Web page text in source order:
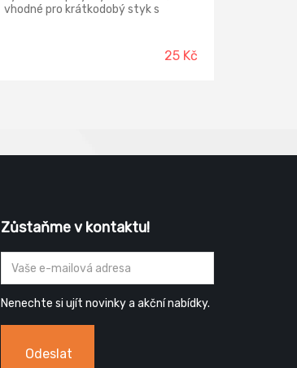
vhodné pro krátkodobý styk s
použití v kuchyních, restauracích
nebo při manipulaci s potravinami.
25 Kč
Zůstaňme v kontaktu!
Nenechte si ujít novinky a akční nabídky.
Odeslat